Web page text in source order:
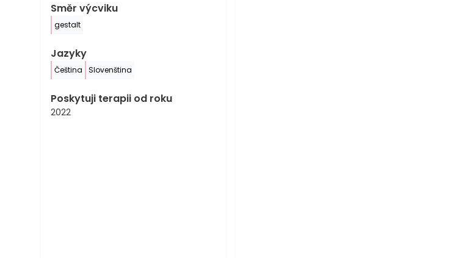
Směr výcviku
gestalt
Jazyky
Čeština Slovenština
Poskytuji terapii od roku
2022